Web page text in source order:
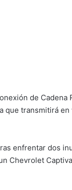
de Cadena
que transmitirá
enfrentar dos
Chevrolet